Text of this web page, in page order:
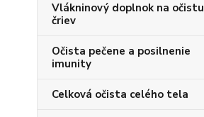
Vlákninový doplnok na očistu
čriev
Očista pečene a posilnenie
imunity
Celková očista celého tela